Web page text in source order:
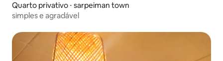
Quarto privativo ⋅ sarpeiman town
simples e agradável